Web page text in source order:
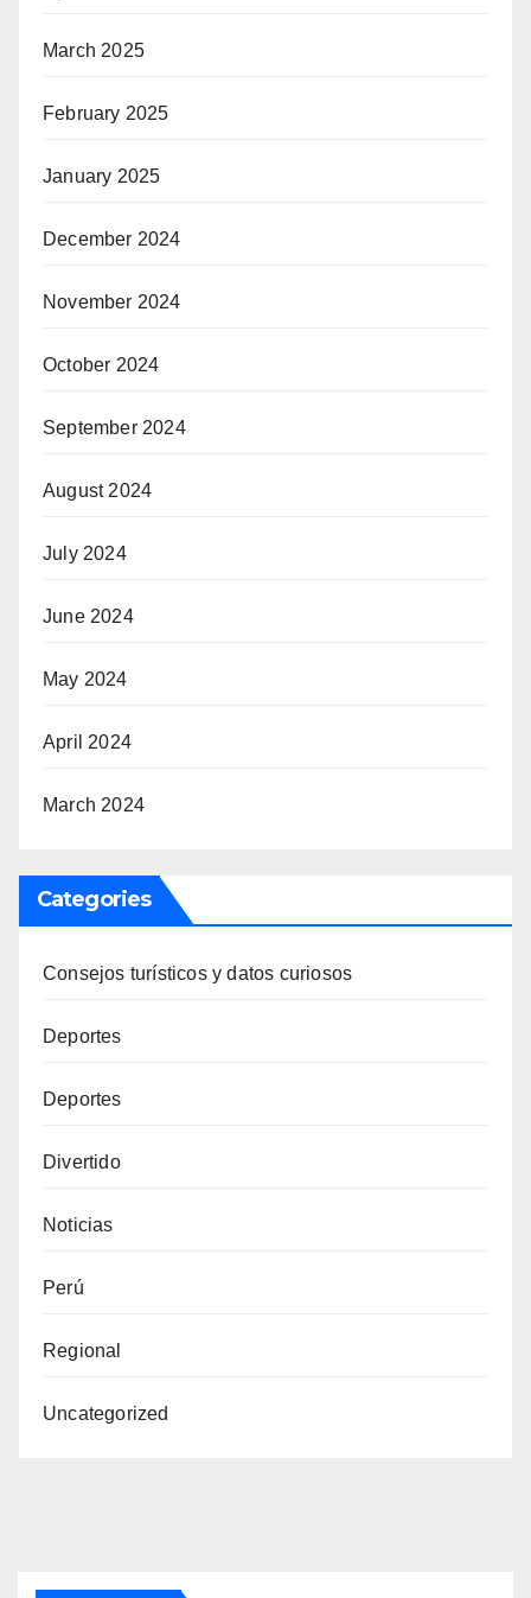
March 2025
February 2025
January 2025
December 2024
November 2024
October 2024
September 2024
August 2024
July 2024
June 2024
May 2024
April 2024
March 2024
Categories
Consejos turísticos y datos curiosos
Deportes
Deportes
Divertido
Noticias
Perú
Regional
Uncategorized